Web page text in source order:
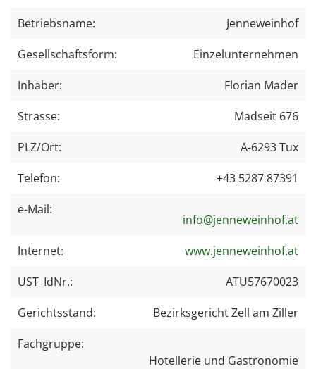
Betriebsname:
Jenneweinhof
Gesellschaftsform:
Einzelunternehmen
Inhaber:
Florian Mader
Strasse:
Madseit 676
PLZ/Ort:
A-6293 Tux
Telefon:
+43 5287 87391
e-Mail:
info@jenneweinhof.at
Internet:
www.jenneweinhof.at
UST_IdNr.:
ATU57670023
Gerichtsstand:
Bezirksgericht Zell am Ziller
Fachgruppe:
Hotellerie und Gastronomie